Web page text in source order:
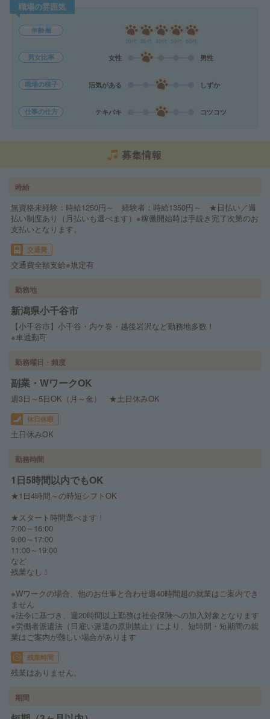
職場の雰囲気
年齢層
男女比率 女性 男性
職場の様子 活気がある しずか
仕事の仕方 テキパキ コツコツ
募集情報
時給
無資格未経験：時給1250円～ 経験者：時給1350円～ ★日払い／週
払い制度あり（月払いも選べます）※稼働開始時は手続き完了次第のお
支払いとなります。
交通費
交通費全額支給※規定有
勤務地
新潟県小千谷市
【小千谷市】小千谷・内ケ巻・越後岩沢など勤務地多数！
※車通勤可
勤務曜日・頻度
副業・WワークOK
週3日～5日OK（月～金） ★土日休みOK
休日休暇
土日休みOK
勤務時間
1日5時間以内でもOK
★1日4時間～の時短シフトOK
★スタート時間選べます！
7:00～16:00
9:00～17:00
11:00～19:00
など
残業なし！
※Wワークの場合、他のお仕事と合わせ週40時間超の就業はご案内でき
ません
※法令に基づき、週20時間以上勤務は社会保険への加入対象となります
※労働者派遣法（日雇い派遣の原則禁止）により、短時間・短期間の就
業はご案内が難しい場合があります
残業時間
残業はありません。
期間